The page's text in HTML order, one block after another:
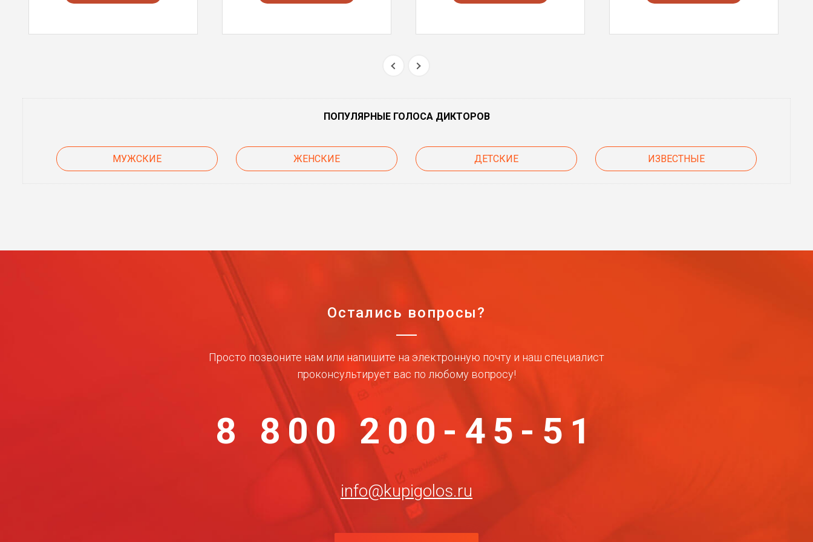
ПОПУЛЯРНЫЕ ГОЛОСА ДИКТОРОВ
МУЖСКИЕ ЖЕНСКИЕ ДЕТСКИЕ ИЗВЕСТНЫЕ
Остались вопросы?
Просто позвоните нам или напишите на электронную почту и наш специалист
проконсультирует вас по любому вопросу!
8 800 200-45-51
info@kupigolos.ru